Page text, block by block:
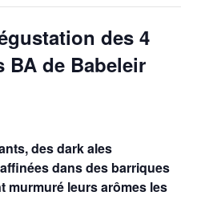
des 4
BA de Babeleir
des dark ales
dans des barriques
murmuré leurs arômes les